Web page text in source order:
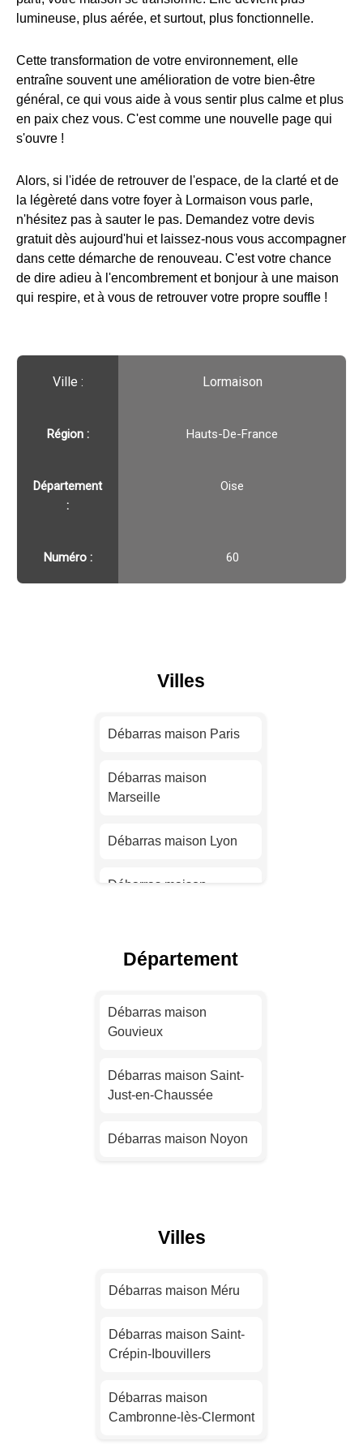
lumineuse, plus aérée, et surtout, plus fonctionnelle.
Cette transformation de votre environnement, elle
entraîne souvent une amélioration de votre bien-être
général, ce qui vous aide à vous sentir plus calme et plus
en paix chez vous. C'est comme une nouvelle page qui
s'ouvre !
Alors, si l'idée de retrouver de l'espace, de la clarté et de
la légèreté dans votre foyer à Lormaison vous parle,
n'hésitez pas à sauter le pas. Demandez votre devis
gratuit dès aujourd'hui et laissez-nous vous accompagner
dans cette démarche de renouveau. C'est votre chance
de dire adieu à l'encombrement et bonjour à une maison
qui respire, et à vous de retrouver votre propre souffle !
Ville :️ Lormaison
Région :️ Hauts-De-France
Département
:
Oise
Numéro : 60
Villes
Débarras maison Paris
Débarras maison
Marseille
Débarras maison Lyon
Débarras maison
Débarras maison Nice
Débarras maison
Débarras maison
Rennes
Débarras maison Reims
Havre
Département
Débarras maison
Gouvieux
Débarras maison Saint-
Just-en-Chaussée
Débarras maison Noyon
Débarras maison
Margny-lès-Compiègne
Compiègne
Villes
Débarras maison Méru
Débarras maison Saint-
Crépin-Ibouvillers
Débarras maison
Cambronne-lès-Clermont